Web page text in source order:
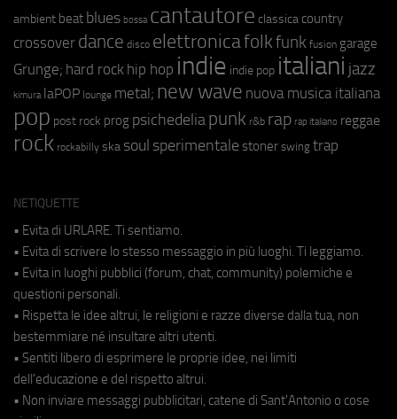
ambient beat blues bossa cantautore classica country
crossover dance disco elettronicafolkfunk fusion garage
Grunge; hard rock hip hop indie indie pop italiani jazz
kimura laPOP lounge metal; new wave nuova musica italiana
pop post rock prog psichedeliapunk r&b rap rap italiano reggae
rock rockabilly ska soul sperimentale stoner swing trap
NETIQUETTE
• Evita di URLARE. Ti sentiamo.
• Evita di scrivere lo stesso messaggio in più luoghi. Ti leggiamo.
• Evita in luoghi pubblici (forum, chat, community) polemiche e
questioni personali.
• Rispetta le idee altrui, le religioni e razze diverse dalla tua, non
bestemmiare né insultare altri utenti.
• Sentiti libero di esprimere le proprie idee, nei limiti
dell'educazione e del rispetto altrui.
• Non inviare messaggi pubblicitari, catene di Sant'Antonio o cose